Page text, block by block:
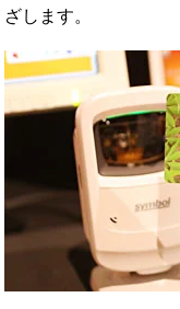
ざします。